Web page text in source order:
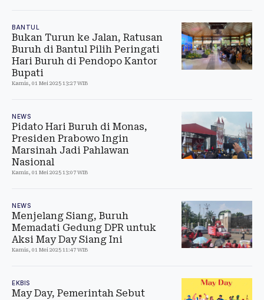
BANTUL
Bukan Turun ke Jalan, Ratusan
Buruh di Bantul Pilih Peringati
Hari Buruh di Pendopo Kantor
Bupati
Kamis, 01 Mei 2025 13:27 WIB
NEWS
Pidato Hari Buruh di Monas,
Presiden Prabowo Ingin
Marsinah Jadi Pahlawan
Nasional
Kamis, 01 Mei 2025 13:07 WIB
NEWS
Menjelang Siang, Buruh
Memadati Gedung DPR untuk
Aksi May Day Siang Ini
Kamis, 01 Mei 2025 11:47 WIB
EKBIS
May Day, Pemerintah Sebut